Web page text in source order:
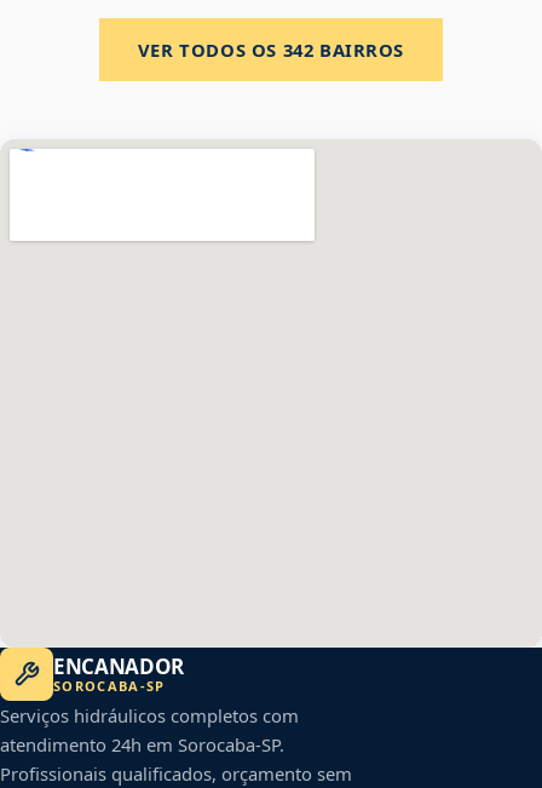
VER TODOS OS 342 BAIRROS
ENCANADOR
SOROCABA -SP
Serviços hidráulicos completos com
atendimento 24h em Sorocaba-SP.
Profissionais qualificados, orçamento sem